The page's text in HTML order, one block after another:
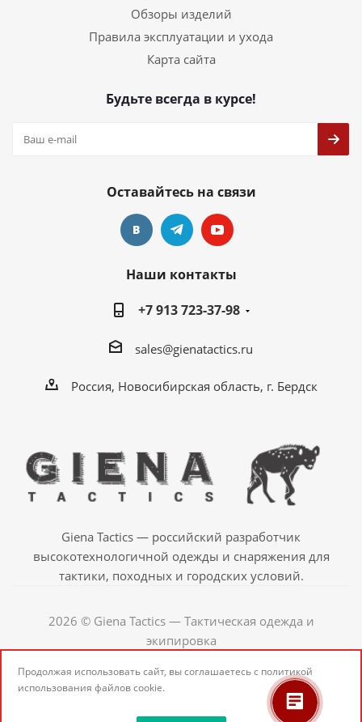
Обзоры изделий
Правила эксплуатации и ухода
Карта сайта
Будьте всегда в курсе!
Оставайтесь на связи
Наши контакты
+7 913 723-37-98
sales@gienatactics.ru
Россия, Новосибирская область, г. Бердск
Giena Tactics — российский разработчик
высокотехнологичной одежды и снаряжения для
тактики, походных и городских условий.
2026 © Giena Tactics — Тактическая одежда и
экипировка
Продолжая использовать сайт, вы соглашаетесь с политикой
использования файлов cookie.